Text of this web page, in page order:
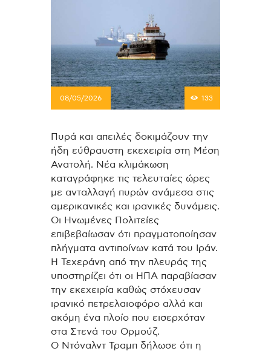
08/05/2026 133
Πυρά και απειλές δοκιμάζουν την
ήδη εύθραυστη εκεχειρία στη Μέση
Ανατολή. Nέα κλιμάκωση
καταγράφηκε τις τελευταίες ώρες
με ανταλλαγή πυρών ανάμεσα στις
αμερικανικές και ιρανικές δυνάμεις.
Οι Ηνωμένες Πολιτείες
επιβεβαίωσαν ότι πραγματοποίησαν
πλήγματα αντιποίνων κατά του Ιράν.
Η Τεχεράνη από την πλευράς της
υποστηρίζει ότι οι ΗΠΑ παραβίασαν
την εκεχειρία καθώς στόχευσαν
ιρανικό πετρελαιοφόρο αλλά και
ακόμη ένα πλοίο που εισερχόταν
στα Στενά του Ορμούζ.
Ο Ντόναλντ Τραμπ δήλωσε ότι η